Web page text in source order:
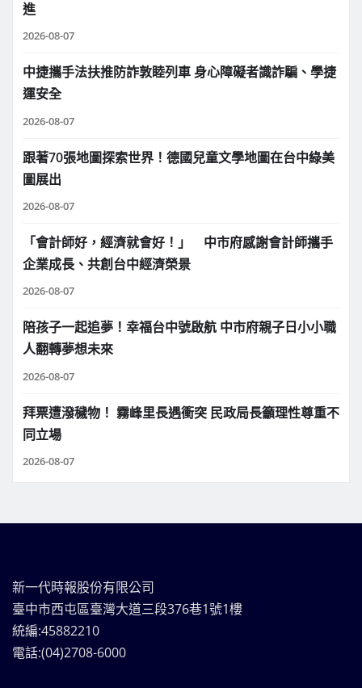
進
2026-08-07
中捷攜手法扶推防詐敦睦列車 身心障礙者識詐騙、學捷
運安全
2026-08-07
跟著70張地圖探索世界！德國兒童文學地圖在台中綠美
圖展出
2026-08-07
「會計師好，經濟就會好！」 中市府感謝會計師攜手
企業成長、共創台中經濟榮景
2026-08-07
陪孩子一起追夢！幸福台中號啟航 中市府親子日小小職
人翻轉夢想未來
2026-08-07
拜票遭潑穢物！ 霧峰里長遇衝突 民政局長籲理性尊重不
同立場
2026-08-07
新一代時報股份有限公司
臺中市西屯區臺灣大道三段376巷1號1樓
統編:45882210
電話:(04)2708-6000